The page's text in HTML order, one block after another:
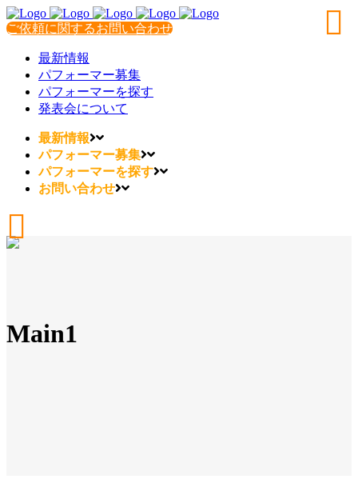
ご依頼に関するお問い合わせ
最新情報
パフォーマー募集
パフォーマーを探す
発表会について
最新情報
パフォーマー募集
パフォーマーを探す
お問い合わせ
Main1